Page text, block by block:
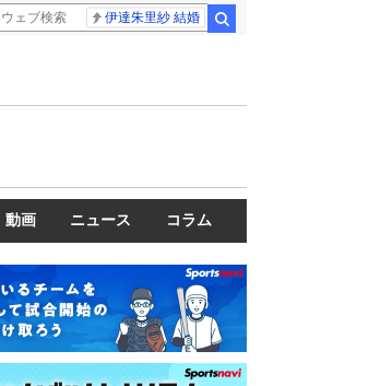
伊達朱里紗 結婚
動画 ニュース コラム